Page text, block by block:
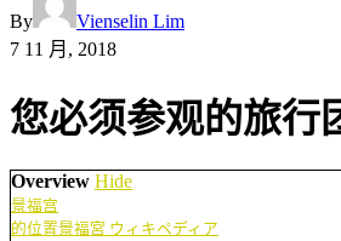
By
Vienselin Lim
7 11 月, 2018
您必须参观的旅行
Overview Hide
景福宫
的位置景福宮 ウィキペディア